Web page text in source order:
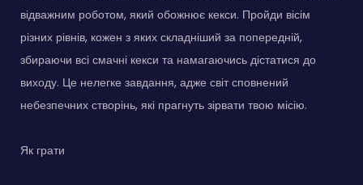
відважним роботом, який обожнює кекси. Пройди вісім
різних рівнів, кожен з яких складніший за попередній,
збираючи всі смачні кекси та намагаючись дістатися до
виходу. Це нелегке завдання, адже світ сповнений
небезпечних створінь, які прагнуть зірвати твою місію.
Як грати